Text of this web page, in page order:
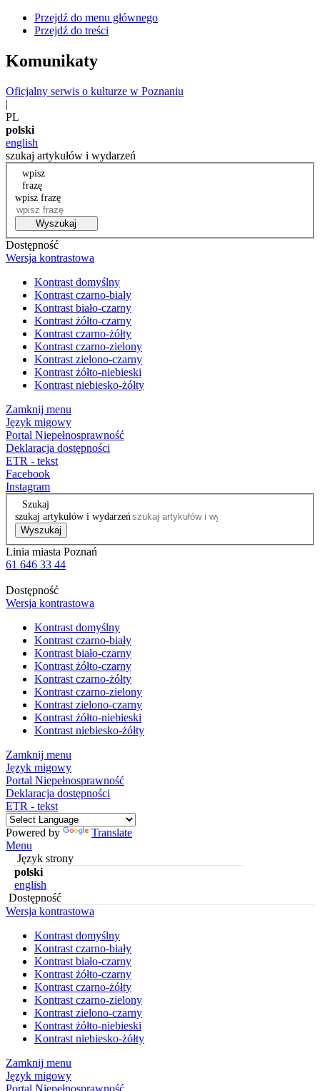
Przejdź do menu głównego
Przejdź do treści
Komunikaty
Oficjalny serwis o kulturze w Poznaniu
|
PL
polski
english
szukaj artykułów i wydarzeń
wpisz
frazę
wpisz frazę
Wyszukaj
Dostępność
Wersja kontrastowa
Kontrast domyślny
Kontrast czarno-biały
Kontrast biało-czarny
Kontrast żółto-czarny
Kontrast czarno-żółty
Kontrast czarno-zielony
Kontrast zielono-czarny
Kontrast żółto-niebieski
Kontrast niebiesko-żółty
Zamknij menu
Język migowy
Portal Niepełnosprawność
Deklaracja dostępności
ETR - tekst
Facebook
Instagram
Szukaj
szukaj artykułów i wydarzeń
Wyszukaj
Linia miasta Poznań
61 646 33 44
Dostępność
Wersja kontrastowa
Kontrast domyślny
Kontrast czarno-biały
Kontrast biało-czarny
Kontrast żółto-czarny
Kontrast czarno-żółty
Kontrast czarno-zielony
Kontrast zielono-czarny
Kontrast żółto-niebieski
Kontrast niebiesko-żółty
Zamknij menu
Język migowy
Portal Niepełnosprawność
Deklaracja dostępności
ETR - tekst
Powered by
Translate
Menu
Język strony
polski
english
Dostępność
Wersja kontrastowa
Kontrast domyślny
Kontrast czarno-biały
Kontrast biało-czarny
Kontrast żółto-czarny
Kontrast czarno-żółty
Kontrast czarno-zielony
Kontrast zielono-czarny
Kontrast żółto-niebieski
Kontrast niebiesko-żółty
Zamknij menu
Język migowy
Portal Niepełnosprawność